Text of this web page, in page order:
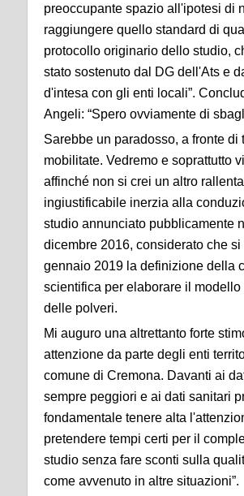
preoccupante spazio all'ipotesi di
raggiungere quello standard di
protocollo originario dello studio,
stato sostenuto dal DG dell'Ats e
d'intesa con gli enti locali”.
Angeli: “Spero ovviamente di
Sarebbe un paradosso, a fronte di
mobilitate. Vedremo e soprattutto
affinché non si crei un altro
ingiustificabile inerzia alla
studio annunciato pubblicamente
dicembre 2016, considerato che si
gennaio 2019 la definizione della
scientifica per elaborare il modello
delle polveri.
Mi auguro una altrettanto forte
attenzione da parte degli enti
comune di Cremona. Davanti ai
sempre peggiori e ai dati sanitari
fondamentale tenere alta
pretendere tempi certi per il
studio senza fare sconti sulla
come avvenuto in altre situazioni”.